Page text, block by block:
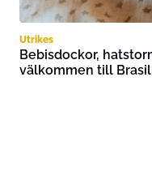
Utrikes
Bebisdockor,
välkommen till